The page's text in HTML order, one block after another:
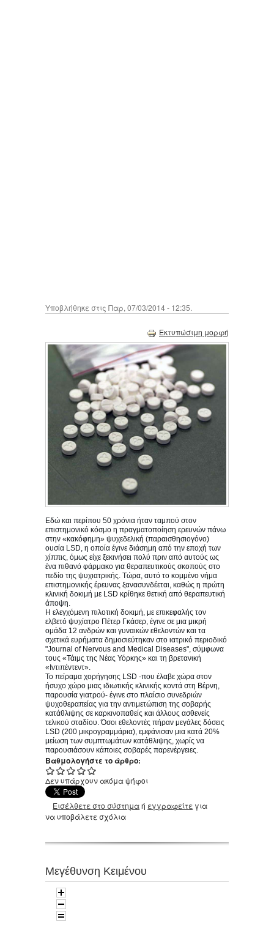
Υποβλήθηκε στις Παρ, 07/03/2014 - 12:35.
Εκτυπώσιμη μορφή
Εδώ και περίπου 50 χρόνια ήταν ταμπού στον
επιστημονικό κόσμο η πραγματοποίηση ερευνών πάνω
στην «κακόφημη» ψυχεδελική (παραισθησιογόνο)
ουσία LSD, η οποία έγινε διάσημη από την εποχή των
χίππις, όμως είχε ξεκινήσει πολύ πριν από αυτούς ως
ένα πιθανό φάρμακο για θεραπευτικούς σκοπούς στο
πεδίο της ψυχιατρικής. Τώρα, αυτό το κομμένο νήμα
επιστημονικής έρευνας ξανασυνδέεται, καθώς η πρώτη
κλινική δοκιμή με LSD κρίθηκε θετική από θεραπευτική
άποψη.
Η ελεγχόμενη πιλοτική δοκιμή, με επικεφαλής τον
ελβετό ψυχίατρο Πέτερ Γκάσερ, έγινε σε μια μικρή
ομάδα 12 ανδρών και γυναικών εθελοντών και τα
σχετικά ευρήματα δημοσιεύτηκαν στο ιατρικό περιοδικό
"Journal of Nervous and Medical Diseases", σύμφωνα
τους «Τάιμς της Νέας Υόρκης» και τη βρετανική
«Ιντιπέντεντ».
Το πείραμα χορήγησης LSD -που έλαβε χώρα στον
ήσυχο χώρο μιας ιδιωτικής κλινικής κοντά στη Βέρνη,
παρουσία γιατρού- έγινε στο πλαίσιο συνεδριών
ψυχοθεραπείας για την αντιμετώπιση της σοβαρής
κατάθλιψης σε καρκινοπαθείς και άλλους ασθενείς
τελικού σταδίου. Όσοι εθελοντές πήραν μεγάλες δόσεις
LSD (200 μικρογραμμάρια), εμφάνισαν μια κατά 20%
μείωση των συμπτωμάτων κατάθλιψης, χωρίς να
παρουσιάσουν κάποιες σοβαρές παρενέργειες.
Βαθμολογήστε το άρθρο:
Δεν υπάρχουν ακόμα ψήφοι
Εισέλθετε στο σύστημαή εγγραφείτε για
να υποβάλετε σχόλια
Μεγέθυνση Κειμένου